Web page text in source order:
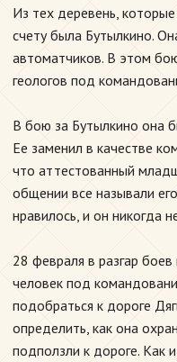
Из тех деревень,
счету была Бутылкино.
автоматчиков. В этом
геологов под
В бою за Бутылкино она
Ее заменил в качестве
что аттестованный
общении все называли
нравилось, и он никогда
28 февраля в разгар
человек под
подобраться к дороге
определить, как она
подползли к дороге. Как